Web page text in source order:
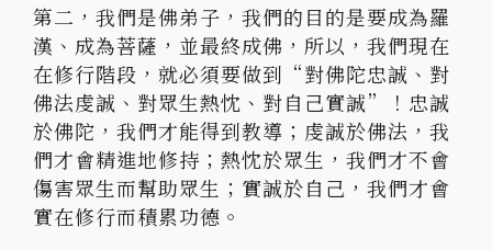
第二，我們是佛弟子，我們的目的是要成為羅
漢、成為菩薩，並最終成佛，所以，我們現在
在修行階段，就必須要做到“對佛陀忠誠、對
佛法虔誠、對眾生熱忱、對自己實誠”！忠誠
於佛陀，我們才能得到教導；虔誠於佛法，我
們才會精進地修持；熱忱於眾生，我們才不會
傷害眾生而幫助眾生；實誠於自己，我們才會
實在修行而積累功德。